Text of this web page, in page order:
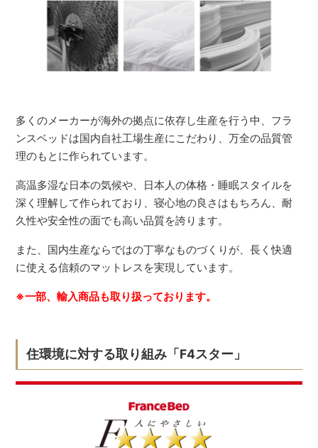
多くのメーカーが海外の拠点に依存し生産を行う中、フラ
ンスベッドは国内自社工場生産にこだわり、万全の品質管
理のもとに作られています。
高温多湿な日本の気候や、日本人の体格・睡眠スタイルを
深く理解して作られており、寝心地の良さはもちろん、耐
久性や安全性の面でも高い品質を誇ります。
また、国内生産ならではの丁寧なものづくりが、長く快適
に使える信頼のマットレスを実現しています。
※一部、輸入商品も取り扱っております。
住環境に対する取り組み「F4スター」